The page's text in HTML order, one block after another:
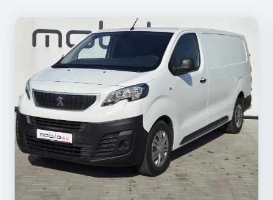
Registriran do
Prijeđeni kilometri
58.810 km
Motor